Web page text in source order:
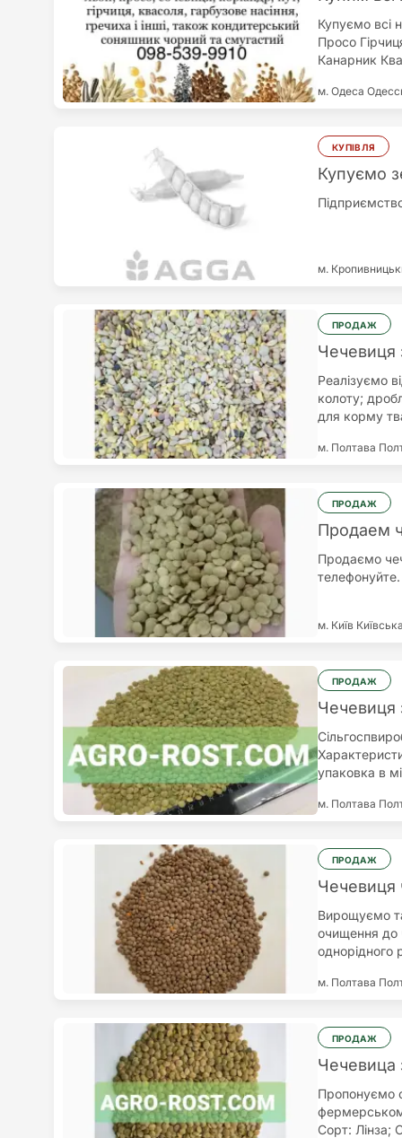
Купуємо всі
Просо
Канарник
по всіх
м. Одеса
КУПІВЛЯ
Купуємо
м.
ПРОДАЖ
Чечевиця
Реалізуємо
колоту;
для корму
м. Полтава
ПРОДАЖ
Продаем
Продаємо
телефонуйте.
м. Київ
ПРОДАЖ
Чечевиця
упаковка в
м. Полтава
ПРОДАЖ
Чечевиця
Вирощуємо
очищення до
однорідного
пропонуємо
м. Полтава
ПРОДАЖ
Чечевица
Пропонуємо
Сорт: Лінза;